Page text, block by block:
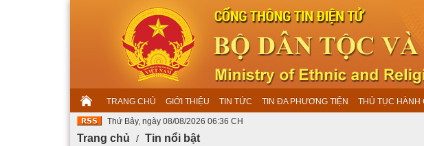
TRANG CHỦ GIỚI THIỆU TIN TỨC TIN ĐA PHƯƠNG TIỆN THỦ TỤC HÀNH
Thứ Bảy, ngày 08/08/2026 06:36 CH
Trang chủ Tin nổi bật